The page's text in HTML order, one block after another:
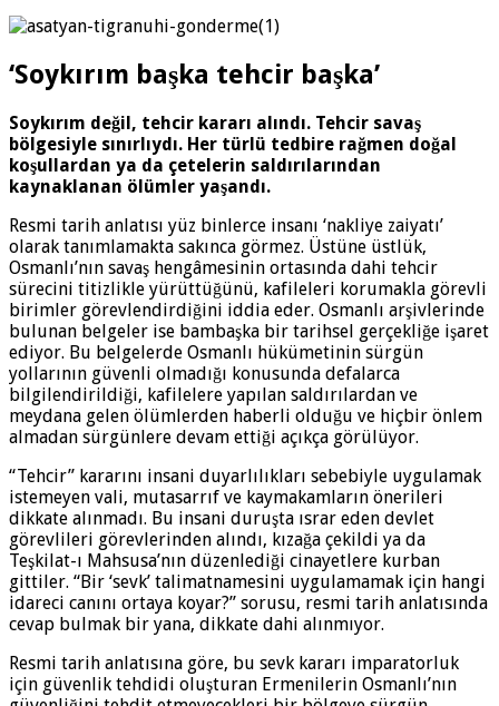
‘Soykırım başka tehcir başka’
Soykırım değil, tehcir kararı alındı. Tehcir savaş
bölgesiyle sınırlıydı. Her türlü tedbire rağmen doğal
koşullardan ya da çetelerin saldırılarından
kaynaklanan ölümler yaşandı.
Resmi tarih anlatısı yüz binlerce insanı ‘nakliye zaiyatı’
olarak tanımlamakta sakınca görmez. Üstüne üstlük,
Osmanlı’nın savaş hengâmesinin ortasında dahi tehcir
sürecini titizlikle yürüttüğünü, kafileleri korumakla görevli
birimler görevlendirdiğini iddia eder. Osmanlı arşivlerinde
bulunan belgeler ise bambaşka bir tarihsel gerçekliğe işaret
ediyor. Bu belgelerde Osmanlı hükümetinin sürgün
yollarının güvenli olmadığı konusunda defalarca
bilgilendirildiği, kafilelere yapılan saldırılardan ve
meydana gelen ölümlerden haberli olduğu ve hiçbir önlem
almadan sürgünlere devam ettiği açıkça görülüyor.
“Tehcir” kararını insani duyarlılıkları sebebiyle uygulamak
istemeyen vali, mutasarrıf ve kaymakamların önerileri
dikkate alınmadı. Bu insani duruşta ısrar eden devlet
görevlileri görevlerinden alındı, kızağa çekildi ya da
Teşkilat-ı Mahsusa’nın düzenlediği cinayetlere kurban
gittiler. “Bir ‘sevk’ talimatnamesini uygulamamak için hangi
idareci canını ortaya koyar?” sorusu, resmi tarih anlatısında
cevap bulmak bir yana, dikkate dahi alınmıyor.
Resmi tarih anlatısına göre, bu sevk kararı imparatorluk
için güvenlik tehdidi oluşturan Ermenilerin Osmanlı’nın